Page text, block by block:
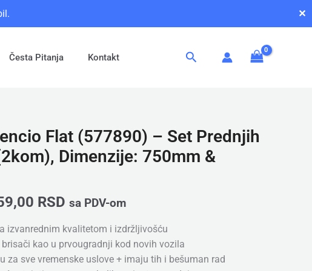
✕
Česta Pitanja Kontakt Pretraga
Flat (577890) – Set Prednjih
Dimenzije: 750mm &
RSD sa PDV-om
izvanrednim kvalitetom i izdržljivošću
brisači kao u prvougradnji kod novih vozila
za sve vremenske uslove + imaju tih i bešuman rad